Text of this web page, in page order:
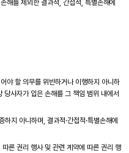
해를 제외한 결과적, 간접적, 특별손해에
야 할 의무를 위반하거나 이행하지 아니하
사자가 입은 손해를 그 책임 범위 내에서
지 아니하며, 결과적·간접적·특별손해에
른 권리 행사 및 관련 계약에 따른 권리 행